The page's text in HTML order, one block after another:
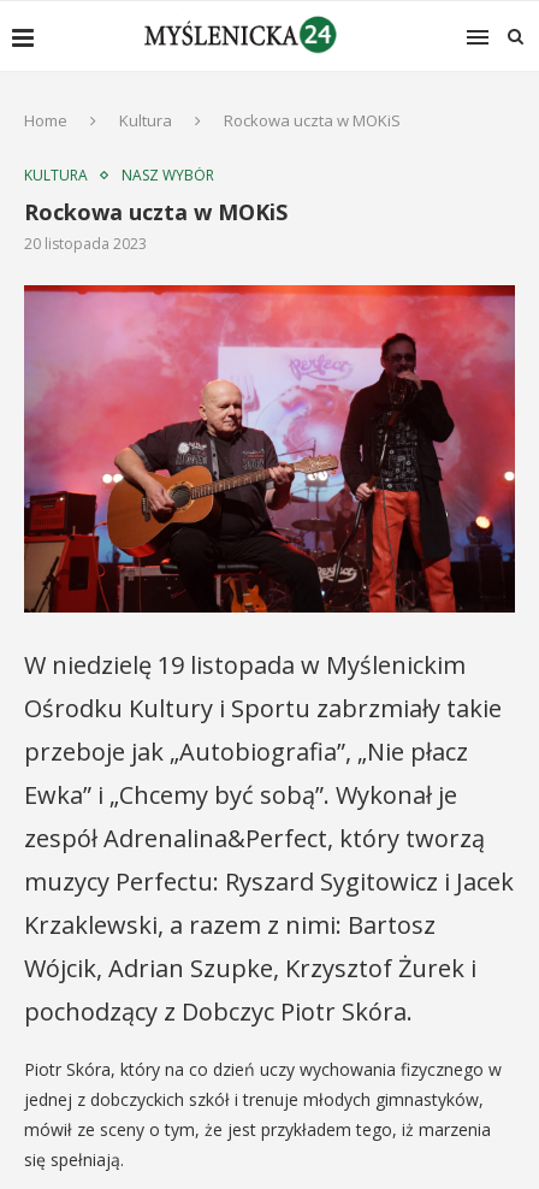
Home Kultura Rockowa uczta w MOKiS
KULTURA NASZ WYBÓR
Rockowa uczta w MOKiS
20 listopada 2023
W niedzielę 19 listopada w Myślenickim
Ośrodku Kultury i Sportu zabrzmiały takie
przeboje jak „Autobiografia”, „Nie płacz
Ewka” i „Chcemy być sobą”. Wykonał je
zespół Adrenalina&Perfect, który tworzą
muzycy Perfectu: Ryszard Sygitowicz i Jacek
Krzaklewski, a razem z nimi: Bartosz
Wójcik, Adrian Szupke, Krzysztof Żurek i
pochodzący z Dobczyc Piotr Skóra.
Piotr Skóra, który na co dzień uczy wychowania fizycznego w
jednej z dobczyckich szkół i trenuje młodych gimnastyków,
mówił ze sceny o tym, że jest przykładem tego, iż marzenia
się spełniają.